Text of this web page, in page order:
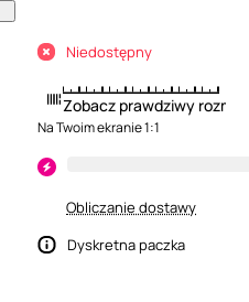
Niedostępny
Zobacz prawdziwy
Na Twoim ekranie 1:1
Obliczanie dostawy
Dyskretna paczka